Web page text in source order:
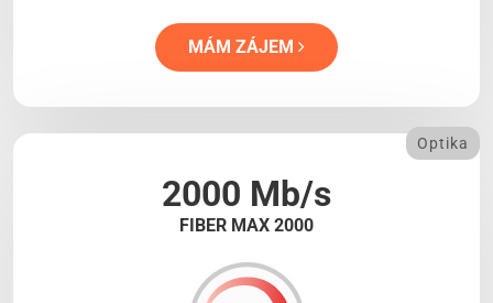
MÁM ZÁJEM
2000 Mb/s
FIBER MAX 2000
Optika